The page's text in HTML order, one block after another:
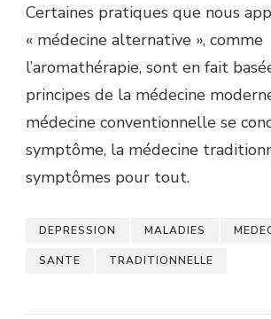
Certaines pratiques que nous
« médecine alternative », comme
l’aromathérapie, sont en fait
principes de la médecine
médecine conventionnelle se
symptôme, la médecine
symptômes pour tout.
DEPRESSION MALADIES
SANTE TRADITIONNELLE